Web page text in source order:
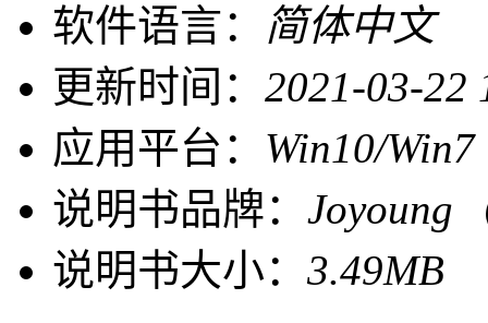
软件语言： 简体中文
更新时间： 2021-03-22
应用平台： Win10/Win7
说明书品牌： Joyoung
说明书大小： 3.49MB